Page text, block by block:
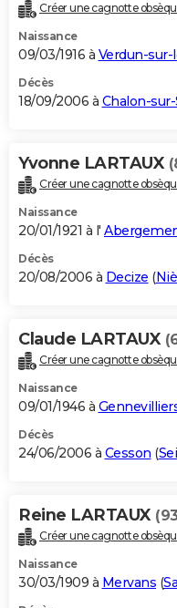
Créer une cagnotte
Naissance
09/03/1916 à Verdun-
Décès
18/09/2006 à Chalon-
Yvonne LARTAUX
Créer une cagnotte
Naissance
20/01/1921 à l'
Décès
20/08/2006 à Decize (
Claude LARTAUX
Créer une cagnotte
Naissance
09/01/1946 à
Décès
24/06/2006 à Cesson (
Reine LARTAUX
Créer une cagnotte
Naissance
30/03/1909 à Mervans (